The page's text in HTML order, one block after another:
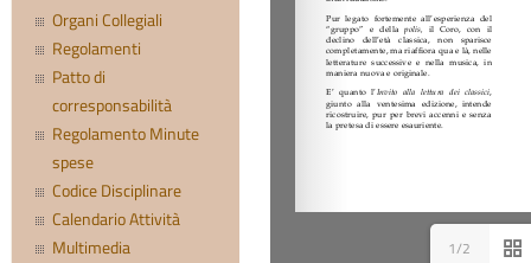
Organi Collegiali
Regolamenti
Patto di
corresponsabilità
Regolamento Minute
spese
Codice Disciplinare
Calendario Attività
Multimedia
1/2